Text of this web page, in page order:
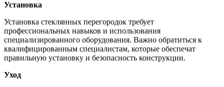
Установка
Установка стеклянных перегородок требует
профессиональных навыков и использования
специализированного оборудования. Важно обратиться к
квалифицированным специалистам, которые обеспечат
правильную установку и безопасность конструкции.
Уход